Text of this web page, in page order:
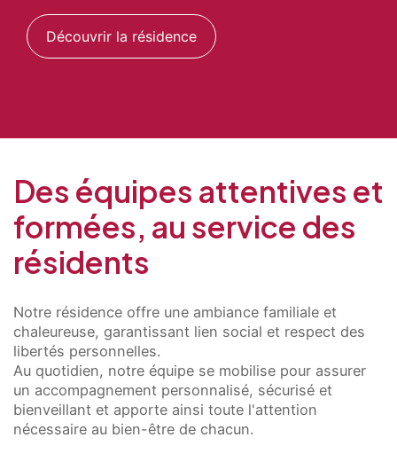
Présentation
Démarche qualité
Démarche Éco responsable
Les équipes soignantes
Activités thérapeutiques
Découvrir la résidence
Des équipes attentives et
formées, au service des
résidents
Notre résidence offre une ambiance familiale et
chaleureuse, garantissant lien social et respect des
libertés personnelles.
Au quotidien, notre équipe se mobilise pour assurer
un accompagnement personnalisé, sécurisé et
bienveillant et apporte ainsi toute l'attention
nécessaire au bien-être de chacun.